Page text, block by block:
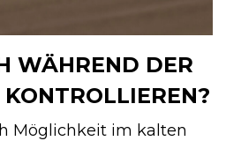
WÄHREND DER
Möglichkeit im kalten